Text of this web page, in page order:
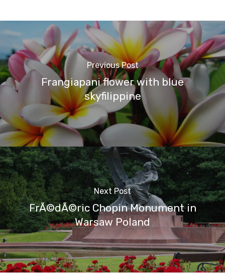
Previous Post
Frangiapani flower with blue
skyfilippine
Next Post
FrÃ©dÃ©ric Chopin Monument in
Warsaw Poland